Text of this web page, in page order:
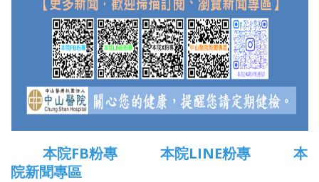
本院FB粉專 本院LINE粉專
本
院新聞專區